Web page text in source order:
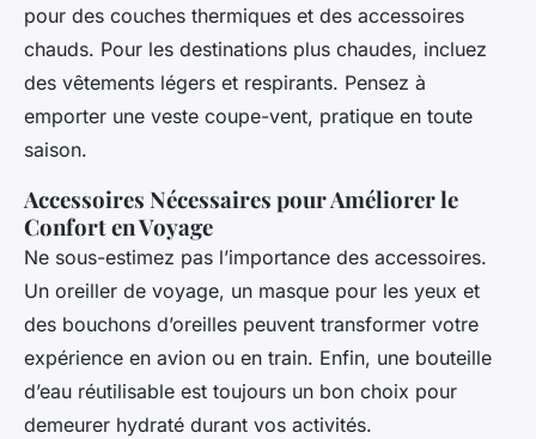
pour des couches thermiques et des accessoires
chauds. Pour les destinations plus chaudes, incluez
des vêtements légers et respirants. Pensez à
emporter une veste coupe-vent, pratique en toute
saison.
Accessoires Nécessaires pour Améliorer le
Confort en Voyage
Ne sous-estimez pas l’importance des accessoires.
Un oreiller de voyage, un masque pour les yeux et
des bouchons d’oreilles peuvent transformer votre
expérience en avion ou en train. Enfin, une bouteille
d’eau réutilisable est toujours un bon choix pour
demeurer hydraté durant vos activités.